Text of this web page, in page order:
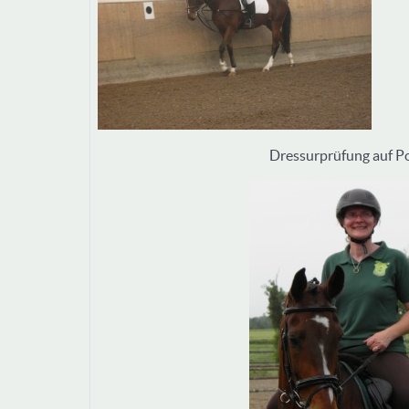
Dressurprüfung auf